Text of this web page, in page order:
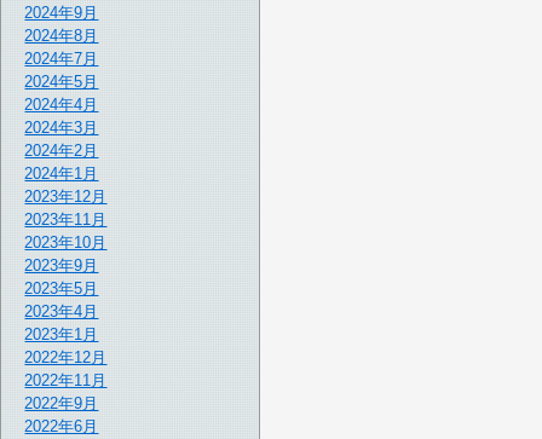
2024年9月
2024年8月
2024年7月
2024年5月
2024年4月
2024年3月
2024年2月
2024年1月
2023年12月
2023年11月
2023年10月
2023年9月
2023年5月
2023年4月
2023年1月
2022年12月
2022年11月
2022年9月
2022年6月